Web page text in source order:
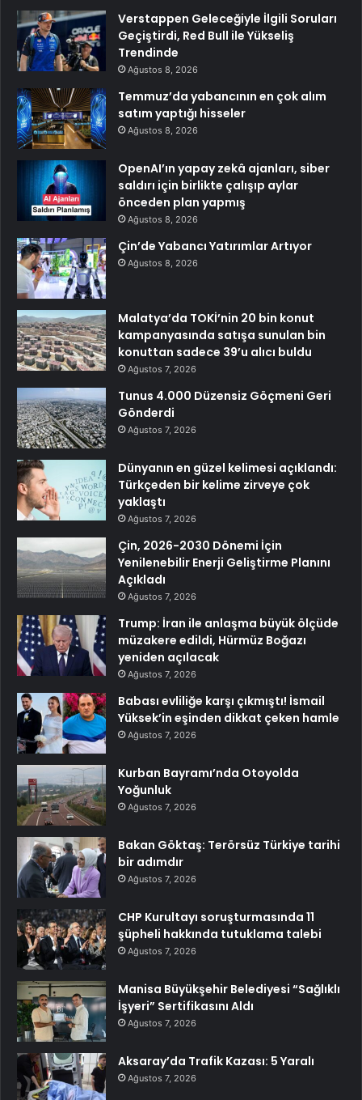
Verstappen Geleceğiyle İlgili Soruları
Geçiştirdi, Red Bull ile Yükseliş
Trendinde
Ağustos 8, 2026
Temmuz’da yabancının en çok alım
satım yaptığı hisseler
Ağustos 8, 2026
OpenAI’ın yapay zekâ ajanları, siber
saldırı için birlikte çalışıp aylar
önceden plan yapmış
Ağustos 8, 2026
Çin’de Yabancı Yatırımlar Artıyor
Ağustos 8, 2026
Malatya’da TOKİ’nin 20 bin konut
kampanyasında satışa sunulan bin
konuttan sadece 39’u alıcı buldu
Ağustos 7, 2026
Tunus 4.000 Düzensiz Göçmeni Geri
Gönderdi
Ağustos 7, 2026
Dünyanın en güzel kelimesi açıklandı:
Türkçeden bir kelime zirveye çok
yaklaştı
Ağustos 7, 2026
Çin, 2026-2030 Dönemi İçin
Yenilenebilir Enerji Geliştirme Planını
Açıkladı
Ağustos 7, 2026
Trump: İran ile anlaşma büyük ölçüde
müzakere edildi, Hürmüz Boğazı
yeniden açılacak
Ağustos 7, 2026
Babası evliliğe karşı çıkmıştı! İsmail
Yüksek’in eşinden dikkat çeken hamle
Ağustos 7, 2026
Kurban Bayramı’nda Otoyolda
Yoğunluk
Ağustos 7, 2026
Bakan Göktaş: Terörsüz Türkiye tarihi
bir adımdır
Ağustos 7, 2026
CHP Kurultayı soruşturmasında 11
şüpheli hakkında tutuklama talebi
Ağustos 7, 2026
Manisa Büyükşehir Belediyesi “Sağlıklı
İşyeri” Sertifikasını Aldı
Ağustos 7, 2026
Aksaray’da Trafik Kazası: 5 Yaralı
Ağustos 7, 2026